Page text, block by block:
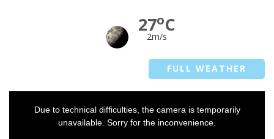
27oC
2m/s
FULL WEATHER
Due to technical difficulties, the camera is temporarily
unavailable. Sorry for the inconvenience.